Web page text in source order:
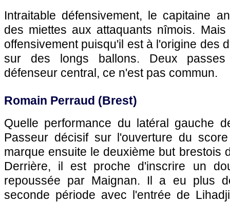
Intraitable défensivement, le capitaine
des miettes aux attaquants nîmois.
offensivement puisqu'il est à l'origine des
sur des longs ballons. Deux
défenseur central, ce n'est pas commun.
Romain Perraud (Brest)
Quelle performance du latéral gauche
Passeur décisif sur l'ouverture du
marque ensuite le deuxième but brestois
Derrière, il est proche d'inscrire un
repoussée par Maignan. Il a eu plus
seconde période avec l'entrée de